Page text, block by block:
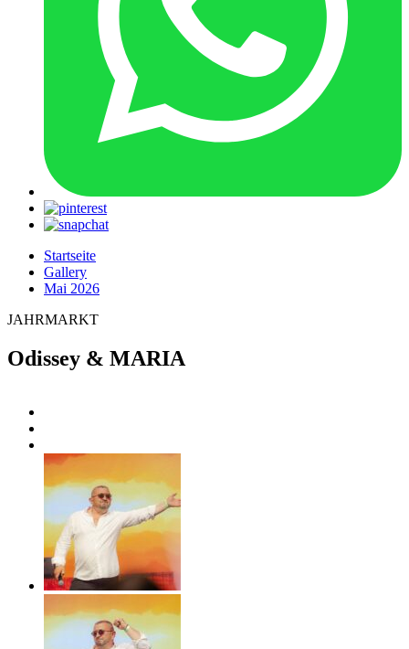
Startseite
Gallery
Mai 2026
JAHRMARKT
Odissey & MARIA